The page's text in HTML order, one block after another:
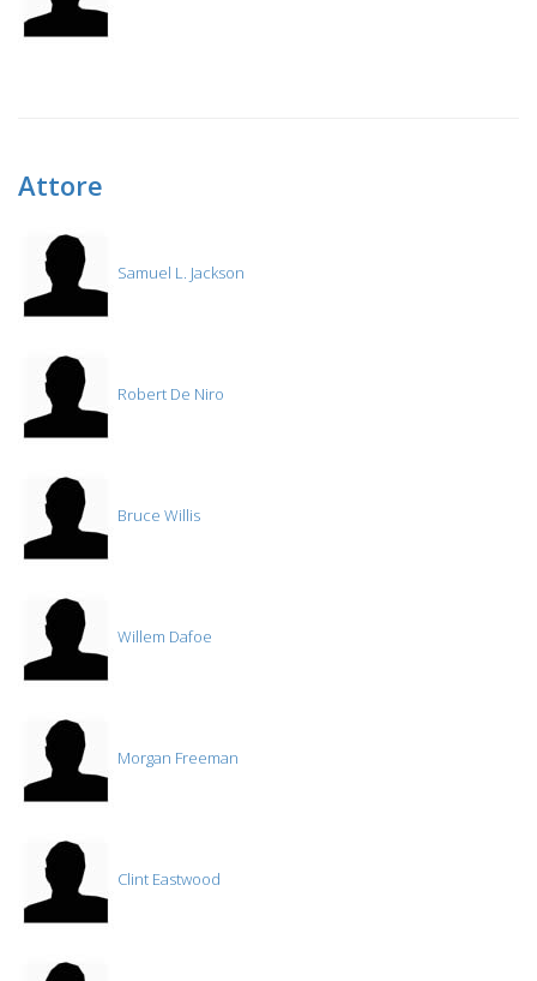
Attore
Samuel L. Jackson
Robert De Niro
Bruce Willis
Willem Dafoe
Morgan Freeman
Clint Eastwood